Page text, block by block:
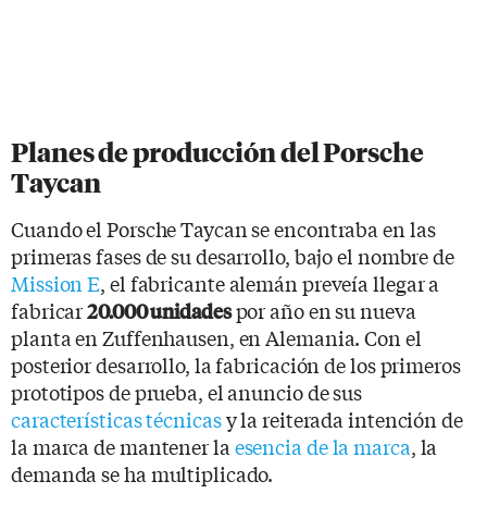
Planes de producción del Porsche
Taycan
Cuando el Porsche Taycan se encontraba en las
primeras fases de su desarrollo, bajo el nombre de
Mission E, el fabricante alemán preveía llegar a
fabricar20.000 unidadespor año en su nueva
planta en Zuffenhausen, en Alemania. Con el
posterior desarrollo, la fabricación de los primeros
prototipos de prueba, el anuncio de sus
características técnicasy la reiterada intención de
la marca de mantener la esencia de la marca, la
demanda se ha multiplicado.